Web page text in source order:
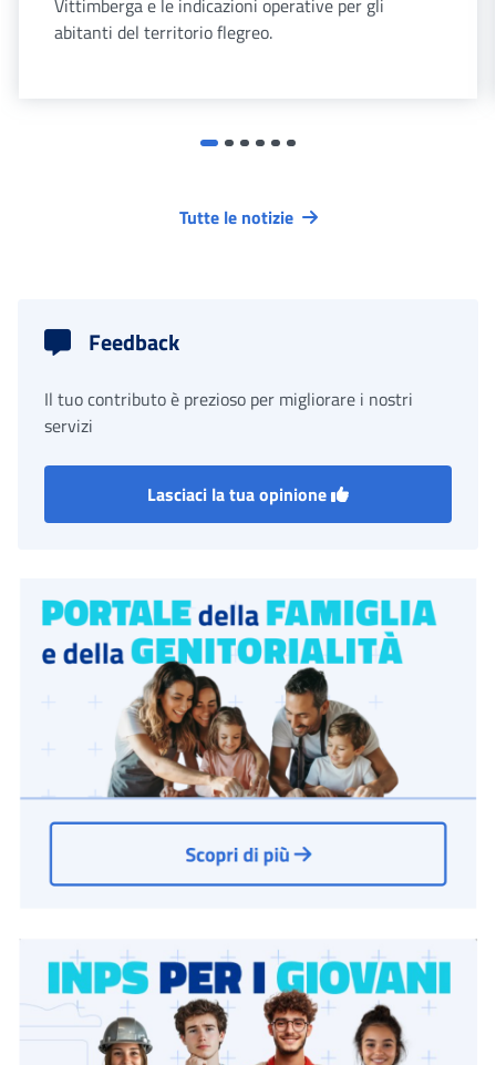
Vittimberga e le indicazioni operative per gli
abitanti del territorio flegreo.
Tutte le notizie
Feedback
Il tuo contributo è prezioso per migliorare i nostri
servizi
Lasciaci la tua opinione